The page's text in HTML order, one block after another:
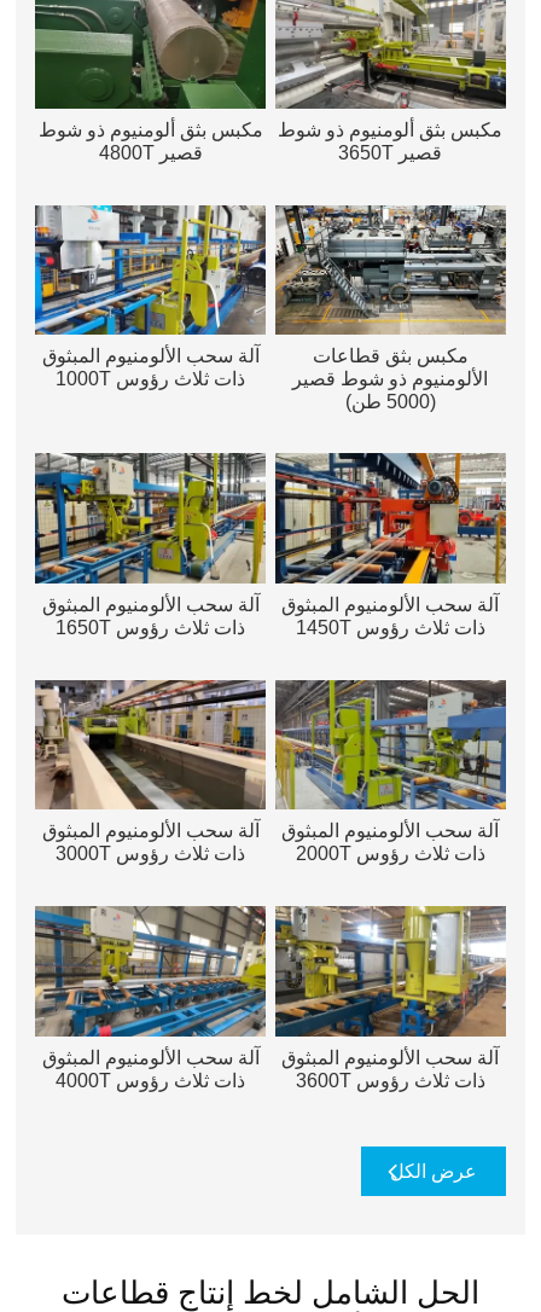
مكبس بثق ألومنيوم ذو شوط
قصير 3650T
مكبس بثق ألومنيوم ذو شوط
قصير 4800T
مكبس بثق قطاعات
الألومنيوم ذو شوط قصير
(5000 طن)
آلة سحب الألومنيوم المبثوق
ذات ثلاث رؤوس 1000T
آلة سحب الألومنيوم المبثوق
ذات ثلاث رؤوس 1450T
آلة سحب الألومنيوم المبثوق
ذات ثلاث رؤوس 1650T
آلة سحب الألومنيوم المبثوق
ذات ثلاث رؤوس 2000T
آلة سحب الألومنيوم المبثوق
ذات ثلاث رؤوس 3000T
آلة سحب الألومنيوم المبثوق
ذات ثلاث رؤوس 3600T
آلة سحب الألومنيوم المبثوق
ذات ثلاث رؤوس 4000T
عرض الكل
الحل الشامل لخط إنتاج قطاعات